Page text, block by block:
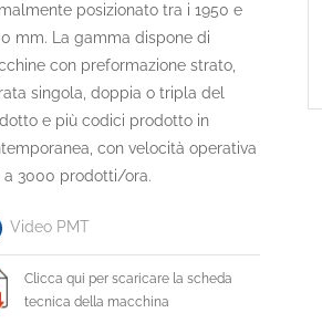
posizionato tra i 1950 e
mm. La gamma dispone di
con preformazione strato,
singola, doppia o tripla del
e più codici prodotto in
con velocità operativa
a 3000 prodotti/ora.
Video PMT
Clicca qui per scaricare la scheda
tecnica della macchina